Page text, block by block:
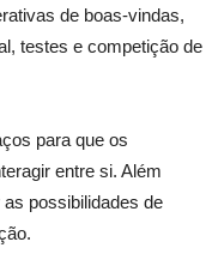
de boas-vindas,
testes e competição de
para que os
entre si. Além
possibilidades de